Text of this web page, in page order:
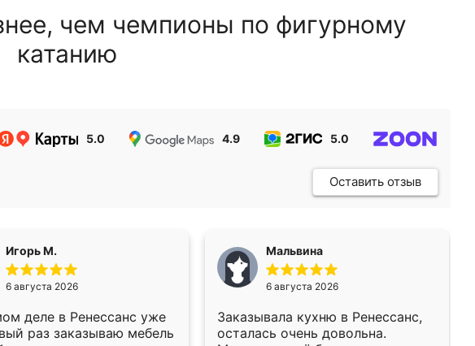
чем чемпионы по фигурному
катанию
5.0 4.9 5.0
Оставить отзыв
Игорь М.
6 августа 2026
деле в Ренессанс уже
раз заказываю мебель
Мальвина
6 августа 2026
Заказывала кухню в Ренессанс,
осталась очень довольна.